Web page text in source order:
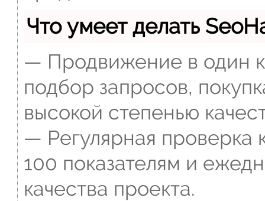
Что умеет делать
— Продвижение в один
подбор запросов,
высокой степенью
— Регулярная проверка
100 показателям и
качества проекта.